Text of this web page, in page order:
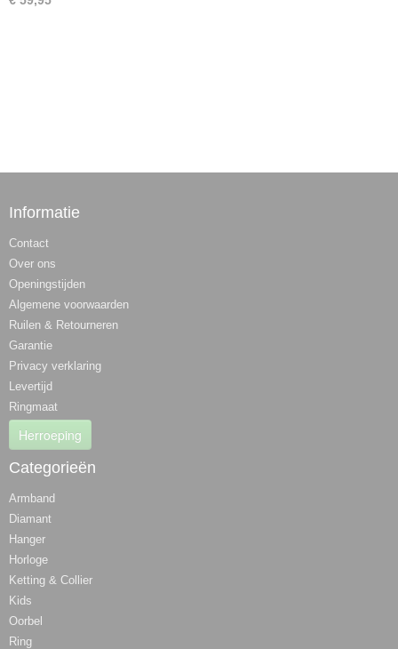
Informatie
Contact
Over ons
Openingstijden
Algemene voorwaarden
Ruilen & Retourneren
Garantie
Privacy verklaring
Levertijd
Ringmaat
Herroeping
Categorieën
Armband
Diamant
Hanger
Horloge
Ketting & Collier
Kids
Oorbel
Ring